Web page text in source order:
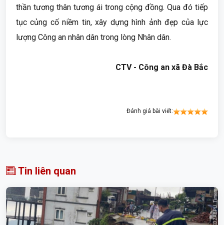
thần tương thân tương ái trong cộng đồng. Qua đó tiếp
tục củng cố niềm tin, xây dựng hình ảnh đẹp của lực
lượng Công an nhân dân trong lòng Nhân dân.
CTV - Công an xã Đà Bắc
Đánh giá bài viết:
Tin liên quan